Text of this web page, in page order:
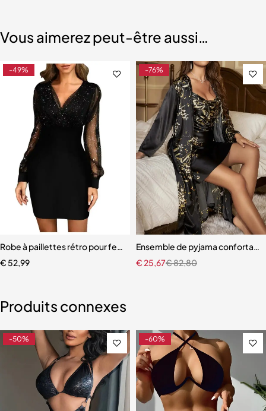
Vous aimerez peut-être aussi…
à paillettes pour femmes
-49%
Robe à paillettes rétro pour femme, robe de soirée élégante
€ 52,99
-76%
Ensemble de pyjama
€82,80
€25,67
Produits connexes
-50% -60%